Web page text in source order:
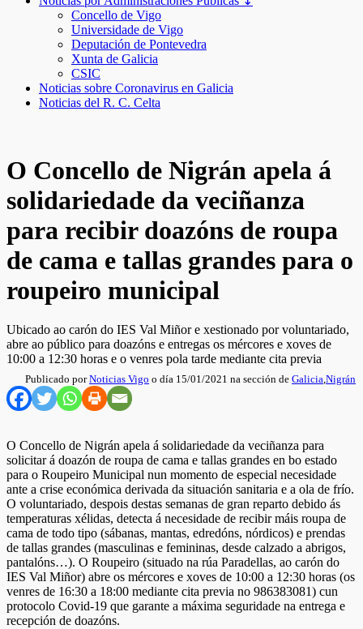
Concello de Vigo
Universidade de Vigo
Deputación de Pontevedra
Xunta de Galicia
CSIC
Noticias sobre Coronavirus en Galicia
Noticias del R. C. Celta
O Concello de Nigrán apela á
solidariedade da veciñanza
para recibir doazóns de roupa
de cama e tallas grandes para o
roupeiro municipal
Ubicado ao carón do IES Val Miñor e xestionado por voluntariado,
abre ao público para doazóns e entregas os mércores e xoves de
10:00 a 12:30 horas e o venres pola tarde mediante cita previa
Publicado porNoticias Vigo o día 15/01/2021 na sección de Galicia,Nigrán
O Concello de Nigrán apela á solidariedade da veciñanza para
solicitar á doazón de roupa de cama e tallas grandes en bo estado
para o Roupeiro Municipal nun momento de especial necesidade
ante a crise económica derivada da situación sanitaria e a ola de frío.
O voluntariado, despois destas semanas de gran reparto debido ás
temperaturas xélidas, detecta á necesidade de recibir máis roupa de
cama de todo tipo (sábanas, mantas, edredóns, nórdicos) e prendas
de tallas grandes (masculinas e femininas, desde calzado a abrigos,
pantalóns…). O Roupeiro (situado na rúa Paradellas, ao carón do
IES Val Miñor) abre os mércores e xoves de 10:00 a 12:30 horas (os
venres de 16:30 a 18:00 mediante cita previa no 986383081) cun
protocolo Covid-19 que garante a máxima seguridade na entrega e
recepción de doazóns.